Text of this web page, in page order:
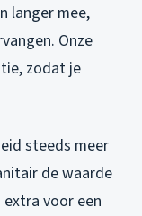
langer mee,
Onze
zodat je
steeds meer
de waarde
voor een